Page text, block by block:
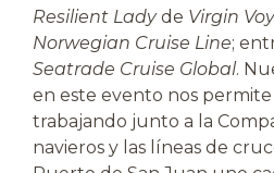
Resilient Ladyde Virgin
Norwegian Cruise Line;
Seatrade Cruise Global.
en este evento nos
trabajando junto a la
navieros y las líneas de